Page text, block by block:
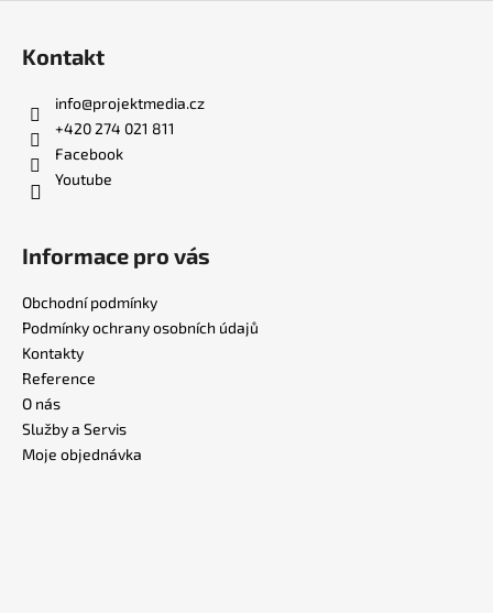
Kontakt
info@projektmedia.cz
+420 274 021 811
Facebook
Youtube
Informace pro vás
Obchodní podmínky
Podmínky ochrany osobních údajů
Kontakty
Reference
O nás
Služby a Servis
Moje objednávka